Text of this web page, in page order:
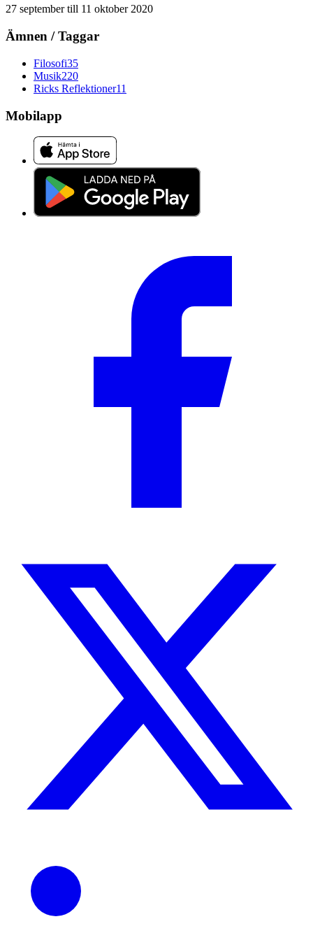
27 septembertill 11 oktober 2020
Ämnen / Taggar
Filosofi35
Musik220
Ricks Reflektioner11
Mobilapp